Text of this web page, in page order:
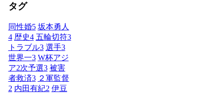
タグ
同性婚5 坂本勇人
4 歴史4 五輪切符3
トラブル3 選手3
世界一3 W杯アジ
ア2次予選3 被害
者救済3 ２軍監督
2 内田有紀2 伊豆